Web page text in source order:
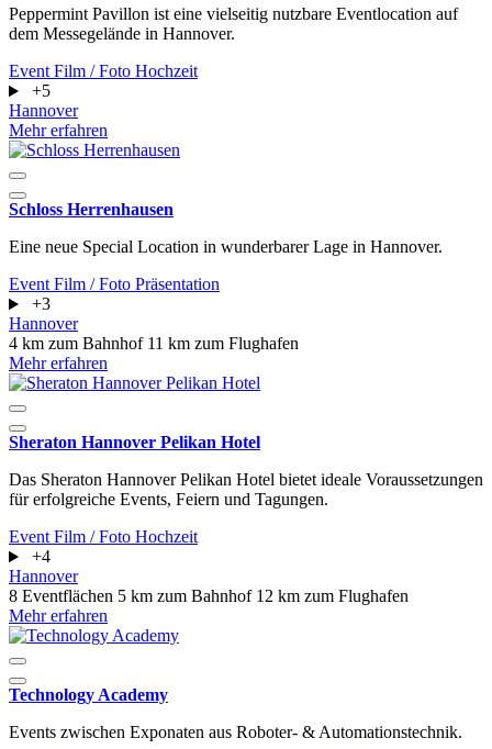
Peppermint Pavillon ist eine vielseitig nutzbare Eventlocation auf
dem Messegelände in Hannover.
Event Film / Foto Hochzeit
+5
Hannover
Mehr erfahren
Schloss Herrenhausen
Eine neue Special Location in wunderbarer Lage in Hannover.
Event Film / Foto Präsentation
+3
Hannover
4 km zum Bahnhof 11 km zum Flughafen
Mehr erfahren
Sheraton Hannover Pelikan Hotel
Das Sheraton Hannover Pelikan Hotel bietet ideale Voraussetzungen
für erfolgreiche Events, Feiern und Tagungen.
Event Film / Foto Hochzeit
+4
Hannover
8 Eventflächen 5 km zum Bahnhof 12 km zum Flughafen
Mehr erfahren
Technology Academy
Events zwischen Exponaten aus Roboter- & Automationstechnik.